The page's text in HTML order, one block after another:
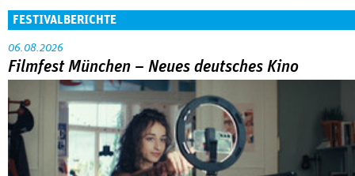
FESTIVALBERICHTE
06.08.2026
Filmfest München – Neues deutsches Kino